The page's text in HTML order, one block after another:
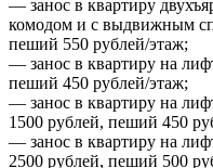
— занос в квартиру
комодом и с выдвижным
пеший 550 рублей/этаж;
— занос в квартиру на
пеший 450 рублей/этаж;
— занос в квартиру на
1500 рублей, пеший 450
— занос в квартиру на
2500 рублей, пеший 500